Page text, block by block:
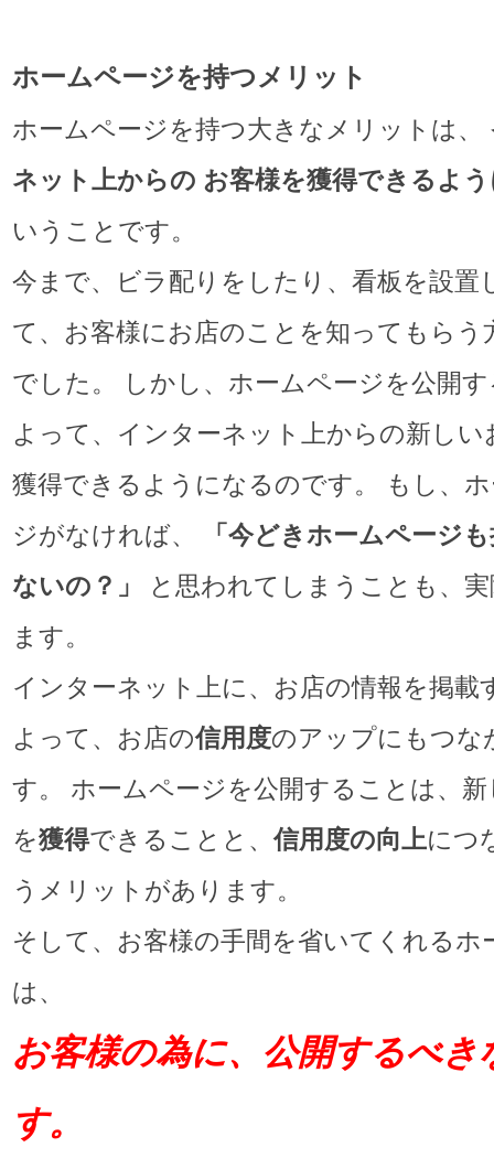
ホームページを持つメリット
ホームページを持つ大きなメリットは、
ネット上からの お客様を獲得できるよ
いうことです。
今まで、ビラ配りをしたり、看板を設置
て、お客様にお店のことを知ってもらう
でした。 しかし、ホームページを公開
よって、インターネット上からの新しい
獲得できるようになるのです。 もし、
ジがなければ、
「今どきホームページ
ないの？」
と思われてしまうことも、
ます。
インターネット上に、お店の情報を掲載
よって、お店の信用度のアップにもつな
す。 ホームページを公開することは、
を獲得できることと、信用度の向上につ
うメリットがあります。
そして、お客様の手間を省いてくれるホ
は、
お客様の為に、公開するべき
す。